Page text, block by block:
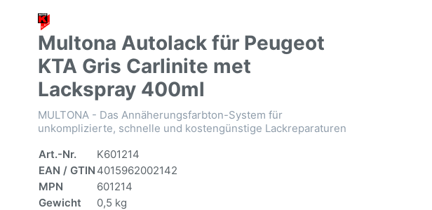
Multona Autolack für Peugeot
KTA Gris Carlinite met
Lackspray 400ml
MULTONA - Das Annäherungsfarbton-System für
unkomplizierte, schnelle und kostengünstige Lackreparaturen
Art.-Nr.
K601214
EAN / GTIN 4015962002142
MPN
601214
Gewicht
0,5 kg